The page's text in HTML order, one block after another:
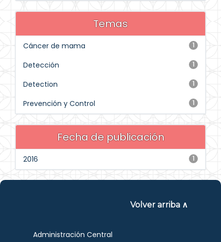
Temas
1
Cáncer de mama
1
Detección
1
Detection
1
Prevención y Control
Fecha de publicación
1
2016
Volver arriba ∧
Administración Central